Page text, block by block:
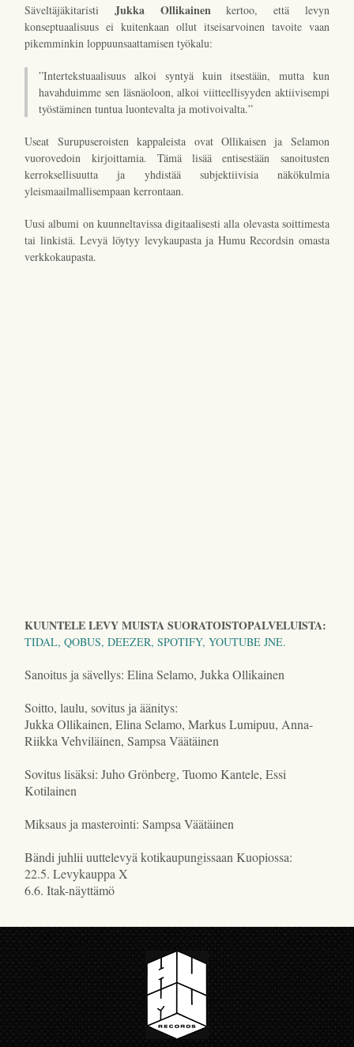
Säveltäjäkitaristi Jukka Ollikainen kertoo, että levyn
konseptuaalisuus ei kuitenkaan ollut itseisarvoinen tavoite vaan
pikemminkin loppuunsaattamisen työkalu:
”Intertekstuaalisuus alkoi syntyä kuin itsestään, mutta kun
havahduimme sen läsnäoloon, alkoi viitteellisyyden aktiivisempi
työstäminen tuntua luontevalta ja motivoivalta.”
Useat Surupuseroisten kappaleista ovat Ollikaisen ja Selamon
vuorovedoin kirjoittamia. Tämä lisää entisestään sanoitusten
kerroksellisuutta ja yhdistää subjektiivisia näkökulmia
yleismaailmallisempaan kerrontaan.
Uusi albumi on kuunneltavissa digitaalisesti alla olevasta soittimesta
tai linkistä. Levyä löytyy levykaupasta ja Humu Recordsin omasta
verkkokaupasta.
KUUNTELE LEVY MUISTA SUORATOISTOPALVELUISTA:
TIDAL, QOBUS, DEEZER, SPOTIFY, YOUTUBE JNE.
Sanoitus ja sävellys: Elina Selamo, Jukka Ollikainen
Soitto, laulu, sovitus ja äänitys:
Jukka Ollikainen, Elina Selamo, Markus Lumipuu, Anna-
Riikka Vehviläinen, Sampsa Väätäinen
Sovitus lisäksi: Juho Grönberg, Tuomo Kantele, Essi
Kotilainen
Miksaus ja masterointi: Sampsa Väätäinen
Bändi juhlii uuttelevyä kotikaupungissaan Kuopiossa:
22.5. Levykauppa X
6.6. Itak-näyttämö